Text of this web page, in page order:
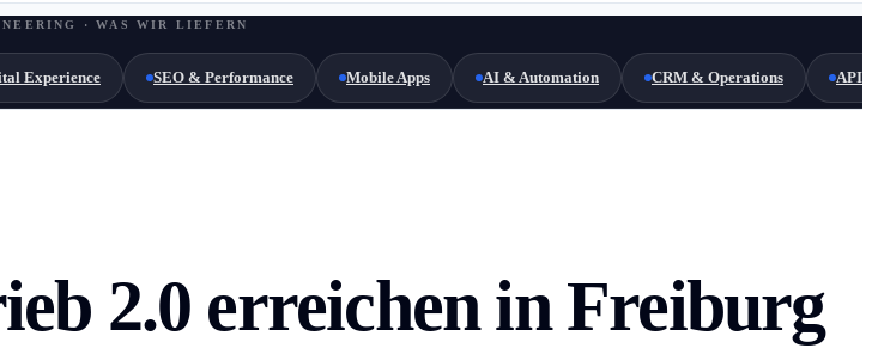
· WAS WIR LIEFERN
Experience SEO & Performance Mobile Apps AI & Automation CRM & Operations API
2.0 erreichen in Freiburg